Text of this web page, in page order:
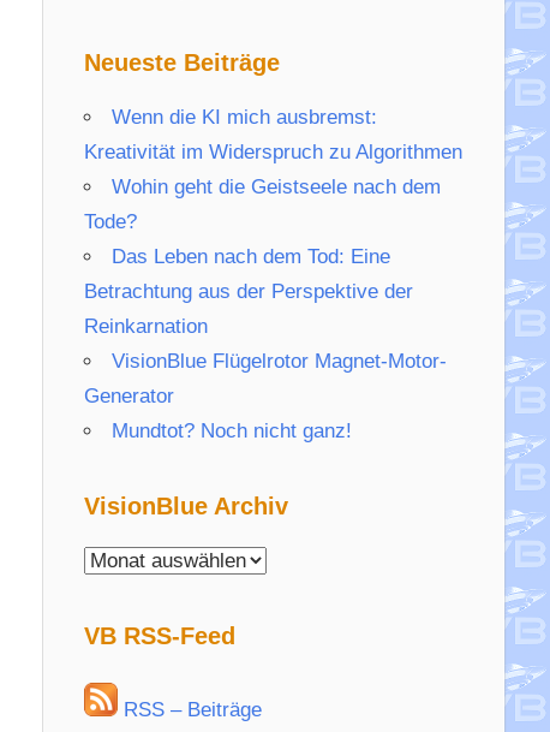
Neueste Beiträge
Wenn die KI mich ausbremst:
Kreativität im Widerspruch zu Algorithmen
Wohin geht die Geistseele nach dem
Tode?
Das Leben nach dem Tod: Eine
Betrachtung aus der Perspektive der
Reinkarnation
VisionBlue Flügelrotor Magnet-Motor-
Generator
Mundtot? Noch nicht ganz!
VisionBlue Archiv
VisionBlue
VB RSS-Feed
RSS – Beiträge